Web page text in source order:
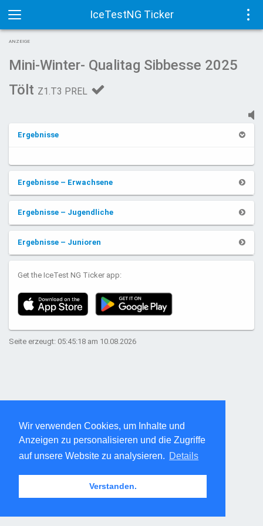
Wir verwenden Cookies, um Inhalte und
Anzeigen zu personalisieren und die Zugriffe
auf unsere Website zu analysieren. Details
Verstanden.
IceTestNG Ticker
Toggle
navigation
ANZEIGE
Mini-Winter- Qualitag Sibbesse 2025
Tölt Z1.T3 PREL
Ergebnisse
Ergebnisse – Erwachsene
Ergebnisse – Jugendliche
Ergebnisse – Junioren
Get the IceTest NG Ticker app:
Seite erzeugt: 05:45:18 am 10.08.2026